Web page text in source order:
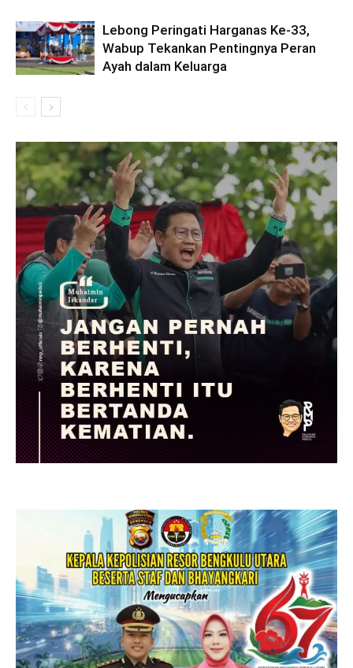
Lebong Peringati Harganas Ke-33,
Wabup Tekankan Pentingnya Peran
Ayah dalam Keluarga